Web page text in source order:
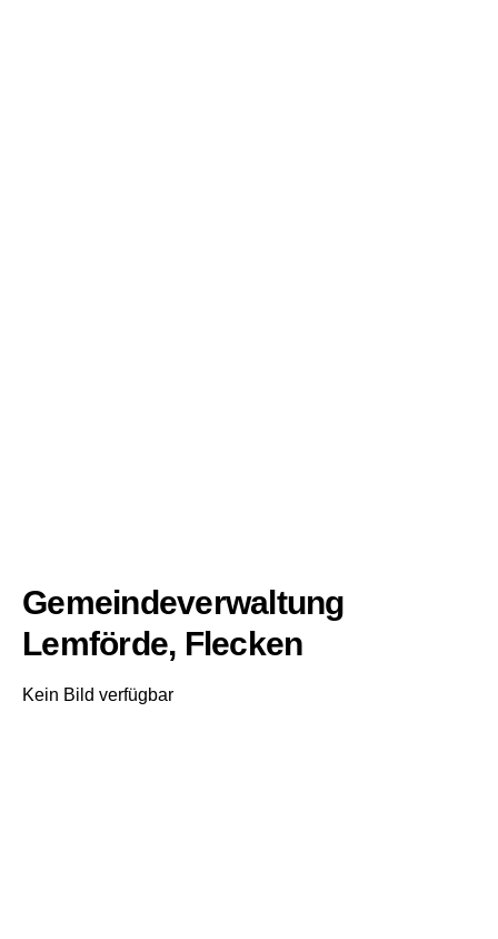
Gemeindeverwaltung
Lemförde, Flecken
Kein Bild verfügbar